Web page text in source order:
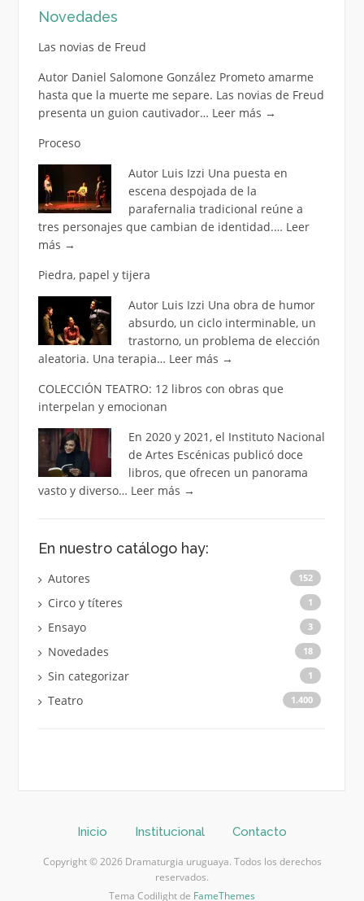
Novedades
Las novias de Freud
Autor Daniel Salomone González Prometo amarme
hasta que la muerte me separe. Las novias de Freud
presenta un guion cautivador… Leer más →
Proceso
Autor Luis Izzi Una puesta en
escena despojada de la
parafernalia tradicional reúne a
tres personajes que cambian de identidad.… Leer
más →
Piedra, papel y tijera
Autor Luis Izzi Una obra de humor
absurdo, un ciclo interminable, un
trastorno, un problema de elección
aleatoria. Una terapia… Leer más →
COLECCIÓN TEATRO: 12 libros con obras que
interpelan y emocionan
En 2020 y 2021, el Instituto Nacional
de Artes Escénicas publicó doce
libros, que ofrecen un panorama
vasto y diverso… Leer más →
En nuestro catálogo hay:
Autores 152
Circo y títeres 1
Ensayo 3
Novedades 18
Sin categorizar 1
Teatro 1.400
Inicio Institucional Contacto
Copyright © 2026 Dramaturgia uruguaya. Todos los derechos
reservados.
Tema Codilight de FameThemes